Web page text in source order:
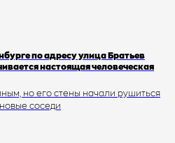
по адресу улица Братьев
настоящая человеческая
но его стены начали рушиться
соседи